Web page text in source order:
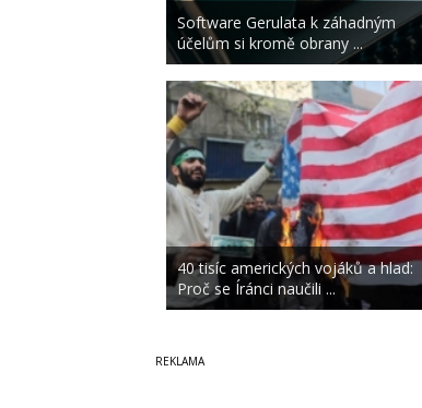
Software Gerulata k záhadným
účelům si kromě obrany ...
40 tisíc amerických vojáků a hlad:
Proč se Íránci naučili ...